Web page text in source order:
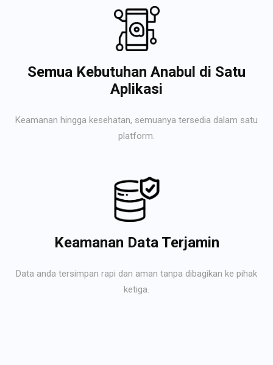
Semua Kebutuhan Anabul di Satu
Aplikasi
Keamanan hingga kesehatan, semuanya tersedia dalam satu
platform.
Keamanan Data Terjamin
Data anda tersimpan rapi dan aman tanpa dibagikan ke pihak
ketiga.